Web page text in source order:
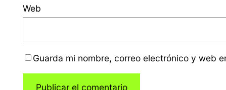
Web
Guarda mi nombre, correo electrónico y web